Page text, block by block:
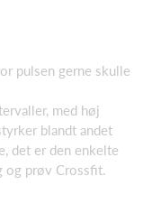
pulsen gerne skulle
med høj
blandt andet
det er den enkelte
og prøv Crossfit.